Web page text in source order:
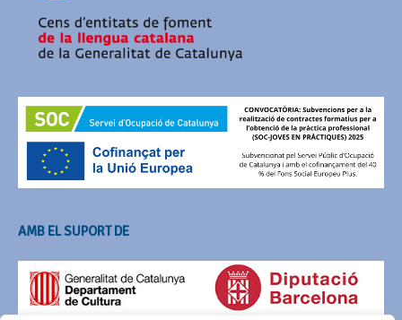
AMB EL SUPORT DE